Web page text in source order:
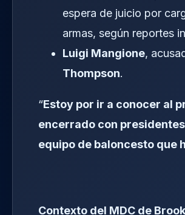
espera de juicio por
armas, según reportes
Luigi Mangione,
Thompson.
“Estoy por ir a conocer al
encerrado con presidentes
equipo de baloncesto que
Contexto del MDC de